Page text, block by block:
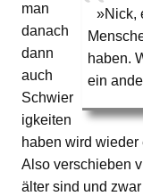
»Nick,
haben.
ein
man
danach
dann
auch
Schwier
igkeiten
haben wird
Also verschieben
älter sind und